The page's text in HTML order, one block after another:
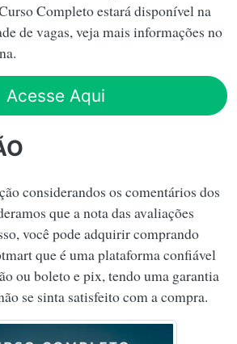
Completo estará disponível na
de vagas, veja mais informações no
Acesse Aqui
considerandos os comentários dos
que a nota das avaliações
você pode adquirir comprando
que é uma plataforma confiável
ou boleto e pix, tendo uma garantia
se sinta satisfeito com a compra.